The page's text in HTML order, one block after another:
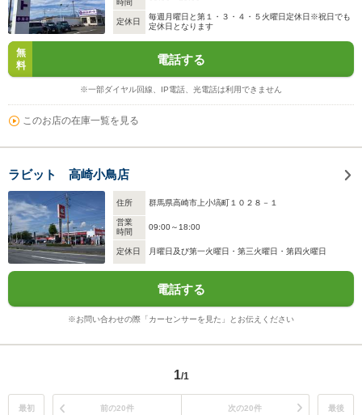
時間
定休日
毎週月曜日と第１・３・４・５火曜日定休日※祝日でも
定休日となります
無
料
電話する
※一部ダイヤル回線、IP電話、光電話は利用できません
このお店の在庫一覧を見る
ラビット 高崎小鳥店
住所 群馬県高崎市上小塙町１０２８－１
営業
時間
09:00～18:00
定休日 月曜日及び第一火曜日・第三火曜日・第四火曜日
電話する
※お問い合わせの際「カーセンサーを見た」とお伝えください
1/1
最初 前の20件 次の20件 最後